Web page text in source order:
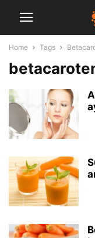
Home Tags